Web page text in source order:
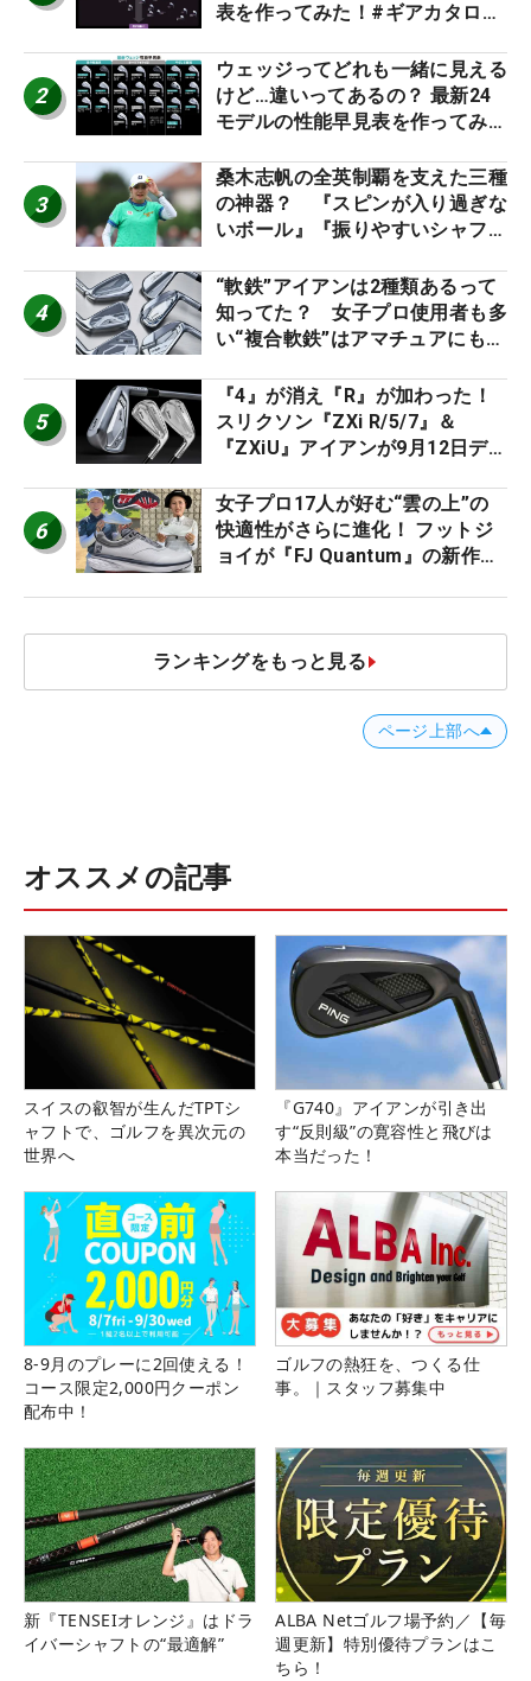
表を作ってみた！#ギアカタログ
2
ウェッジってどれも一緒に見える
けど…違いってあるの？ 最新24
モデルの性能早見表を作ってみ
3
桑木志帆の全英制覇を支えた三種
の神器？ 『スピンが入り過ぎな
いボール』『振りやすいシャフ
ー』 #女子プロセッティング
4
“軟鉄”アイアンは2種類あるって
知ってた？ 女子プロ使用者も多
い“複合軟鉄”はアマチュアにもオ
5
『4』が消え『R』が加わった！
スリクソン『ZXi R/5/7』＆
『ZXiU』アイアンが9月12日デ
6
女子プロ17人が好む“雲の上”の
快適性がさらに進化！ フットジ
ョイが『FJ Quantum』の新作を
ランキングをもっと見る
ページ上部へ
オススメの記事
スイスの叡智が生んだTPTシ
ャフトで、ゴルフを異次元の
世界へ
『G740』アイアンが引き出
す“反則級”の寛容性と飛びは
本当だった！
8-9月のプレーに2回使える！
コース限定2,000円クーポン
配布中！
ゴルフの熱狂を、つくる仕
事。｜スタッフ募集中
新『TENSEIオレンジ』はドラ
イバーシャフトの“最適解”
ALBA Netゴルフ場予約／【毎
週更新】特別優待プランはこ
ちら！